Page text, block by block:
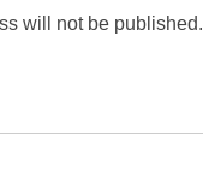
will not be published.